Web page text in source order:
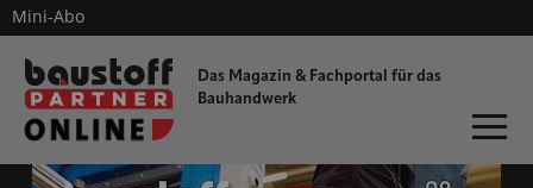
Das Magazin & Fachportal für das
Bauhandwerk
Mini-Abo
dieProfitester
ONLINE-MAGAZIN